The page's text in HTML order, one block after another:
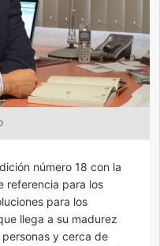
número 18 con la
referencia para los
para los
llega a su madurez
y cerca de